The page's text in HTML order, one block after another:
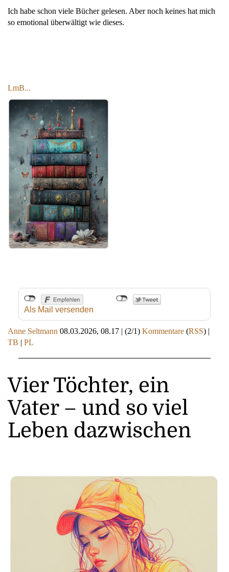
Ich habe schon viele Bücher gelesen. Aber noch keines hat mich
so emotional überwältigt wie dieses.
LmB...
Als Mail versenden
Anne Seltmann 08.03.2026, 08.17 | (2/1) Kommentare (RSS) |
TB | PL
Vier Töchter, ein
Vater – und so viel
Leben dazwischen